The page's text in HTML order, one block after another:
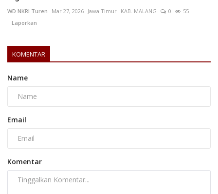
WD NKRI Turen Mar 27, 2026 Jawa Timur KAB. MALANG 0
55
Laporkan
KOMENTAR
Name
Email
Komentar